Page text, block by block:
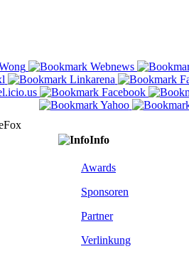
Info
Awards
Sponsoren
Partner
Verlinkung